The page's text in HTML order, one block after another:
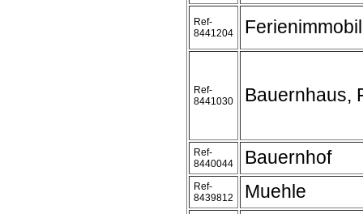
Ref-
8441204
Ref-
8441030
Bauernhaus,
Ref-
8440044
Bauernhof
Ref-
8439812
Muehle